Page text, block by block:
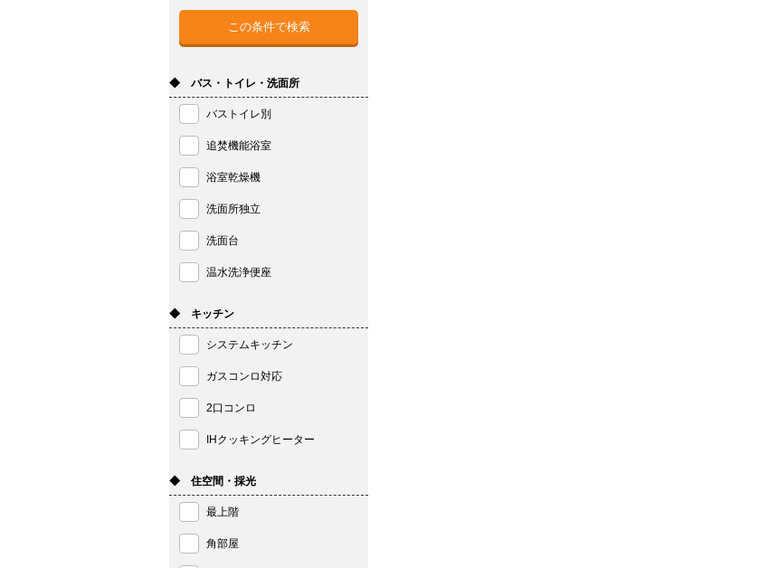
◆ バス・トイレ・洗面所
バストイレ別
追焚機能浴室
浴室乾燥機
洗面所独立
洗面台
温水洗浄便座
◆ キッチン
システムキッチン
ガスコンロ対応
2口コンロ
IHクッキングヒーター
◆ 住空間・採光
最上階
角部屋